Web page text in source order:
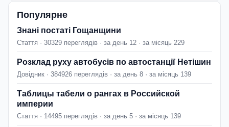
Популярне
Знані постаті Гощанщини
Стаття · 30329 переглядів · за день 12 · за місяць 229
Розклад руху автобусів по автостанції Нетішин
Довідник · 384926 переглядів · за день 8 · за місяць 139
Таблицы табели о рангах в Российской
империи
Стаття · 14495 переглядів · за день 5 · за місяць 139